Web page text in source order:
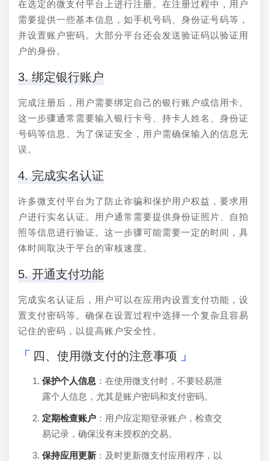
在选定的微支付平台上进行注册。在注册过程中，用户
需要提供一些基本信息，如手机号码、身份证号码等，
并设置账户密码。大部分平台还会发送验证码以验证用
户的身份。
3. 绑定银行账户
完成注册后，用户需要绑定自己的银行账户或信用卡。
这一步骤通常需要输入银行卡号、持卡人姓名、身份证
号码等信息。为了保证安全，用户需确保输入的信息无
误。
4. 完成实名认证
许多微支付平台为了防止诈骗和保护用户权益，要求用
户进行实名认证。用户通常需要提供身份证照片、自拍
照等信息进行验证。这一步骤可能需要一定的时间，具
体时间取决于平台的审核速度。
5. 开通支付功能
完成实名认证后，用户可以在应用内设置支付功能，设
置支付密码等。确保在设置过程中选择一个复杂且容易
记住的密码，以提高账户安全性。
四、使用微支付的注意事项
保护个人信息 ：在使用微支付时，不要轻易泄
露个人信息，尤其是账户密码和支付密码。
定期检查账户 ：用户应定期登录账户，检查交
易记录，确保没有未授权的交易。
保持应用更新 ：及时更新微支付应用程序，以